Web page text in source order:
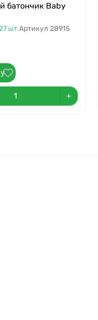
батончик Baby
шт.Артикул 28915
+